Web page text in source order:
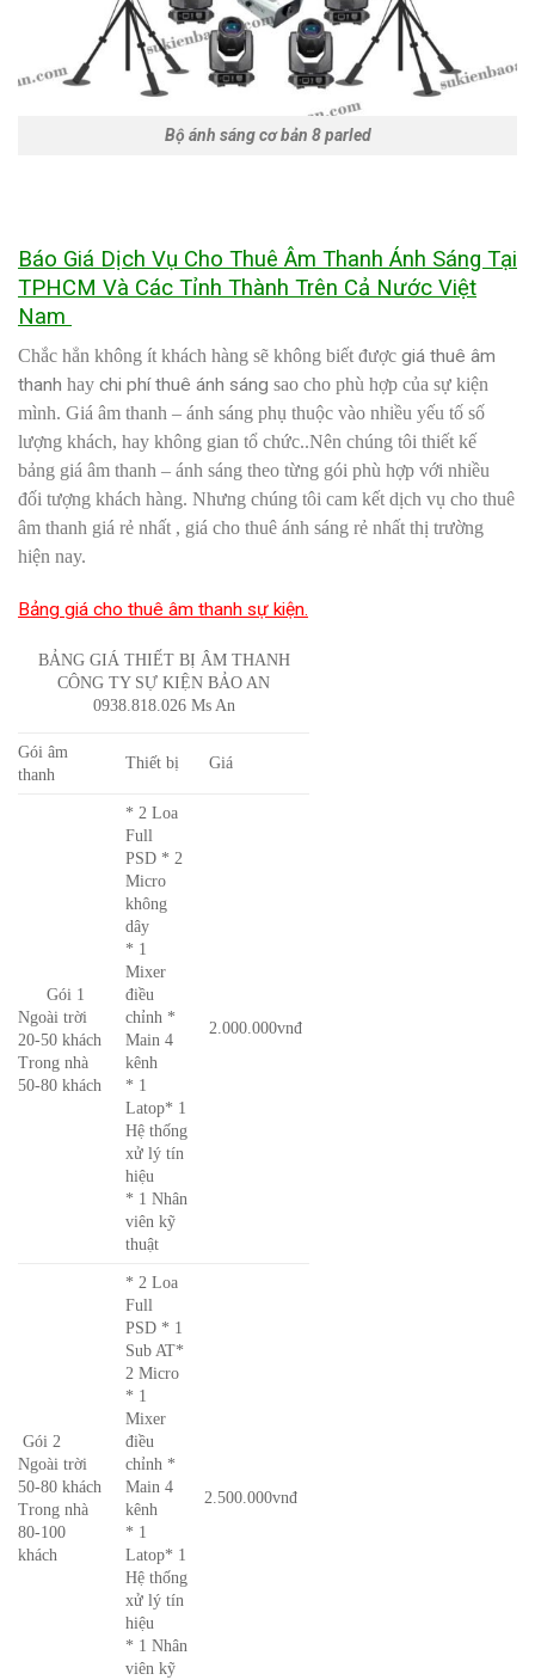
Bộ ánh sáng cơ bản 8 parled
Báo Giá Dịch Vụ Cho Thuê Âm Thanh Ánh Sáng Tại
TPHCM Và Các Tỉnh Thành Trên Cả Nước Việt
Nam
Chắc hẳn không ít khách hàng sẽ không biết được giá thuê âm
thanh hay chi phí thuê ánh sáng sao cho phù hợp của sự kiện
mình. Giá âm thanh – ánh sáng phụ thuộc vào nhiều yếu tố số
lượng khách, hay không gian tổ chức..Nên chúng tôi thiết kế
bảng giá âm thanh – ánh sáng theo từng gói phù hợp với nhiều
đối tượng khách hàng. Nhưng chúng tôi cam kết dịch vụ cho thuê
âm thanh giá rẻ nhất , giá cho thuê ánh sáng rẻ nhất thị trường
hiện nay.
Bảng giá cho thuê âm thanh sự kiện.
BẢNG GIÁ THIẾT BỊ ÂM THANH
CÔNG TY SỰ KIỆN BẢO AN
0938.818.026 Ms An
Gói âm
thanh
Thiết bị Giá
Gói 1
Ngoài trời
20-50 khách
Trong nhà
50-80 khách
* 2 Loa
Full
PSD * 2
Micro
không
dây
* 1
Mixer
điều
chỉnh *
Main 4
kênh
* 1
Latop* 1
Hệ thống
xử lý tín
hiệu
* 1 Nhân
viên kỹ
thuật
2.000.000vnđ
Gói 2
Ngoài trời
50-80 khách
Trong nhà
80-100
khách
* 2 Loa
Full
PSD * 1
Sub AT*
2 Micro
* 1
Mixer
điều
chỉnh *
Main 4
kênh
* 1
Latop* 1
Hệ thống
xử lý tín
hiệu
* 1 Nhân
viên kỹ
2.500.000vnđ